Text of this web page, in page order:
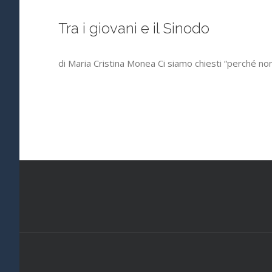
Tra i giovani e il Sinodo
di Maria Cristina Monea Ci siamo chiesti “perché